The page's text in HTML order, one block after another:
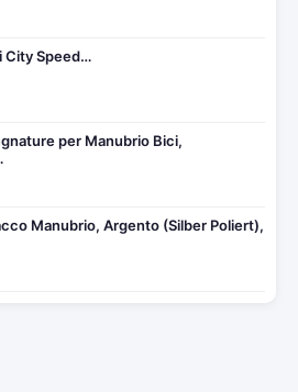
City Speed…
per Manubrio Bici,
Manubrio, Argento (Silber Poliert),